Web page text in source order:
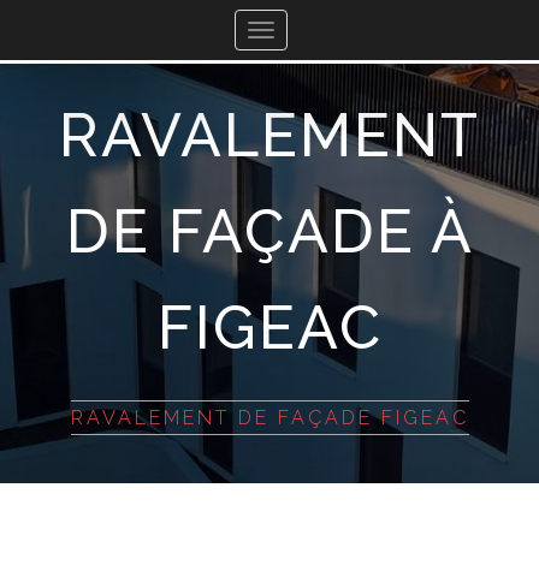
Toggle
navigation
RAVALEMENT
DE FAÇADE À
FIGEAC
RAVALEMENT DE FAÇADE FIGEAC